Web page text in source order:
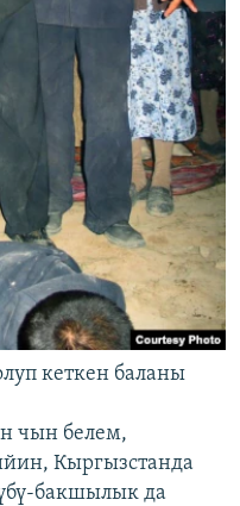
кеткен баланы
чын белем,
Кыргызстанда
бакшылык да